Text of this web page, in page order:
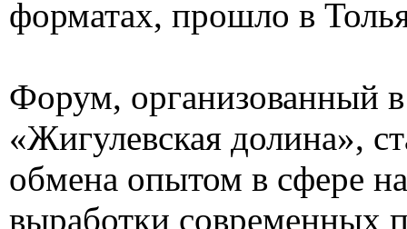
форматах, прошло в
Форум, организованный в
«Жигулевская долина»,
обмена опытом в сфере
выработки современных